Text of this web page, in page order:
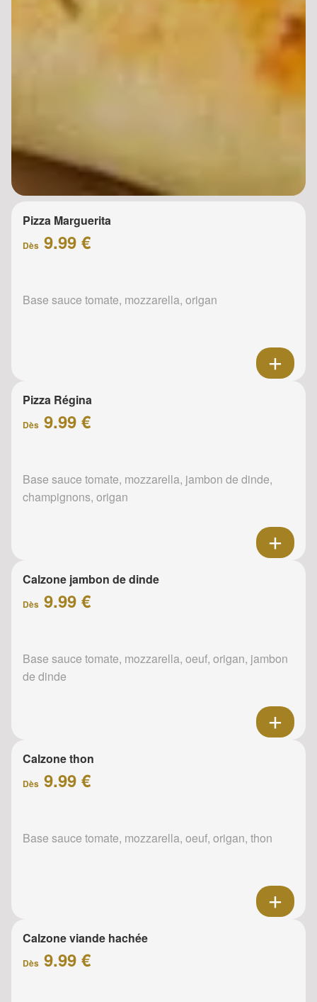
Pizza Marguerita
Dès 9.99 €
Base sauce tomate, mozzarella, origan
Pizza Régina
Dès 9.99 €
Base sauce tomate, mozzarella, jambon de dinde,
champignons, origan
Calzone jambon de dinde
Dès 9.99 €
Base sauce tomate, mozzarella, oeuf, origan, jambon
de dinde
Calzone thon
Dès 9.99 €
Base sauce tomate, mozzarella, oeuf, origan, thon
Calzone viande hachée
Dès 9.99 €